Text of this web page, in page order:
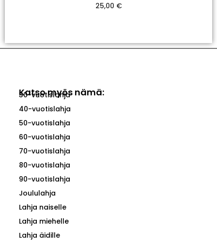
25,00 €
Katso myös nämä:
30-vuotislahja
40-vuotislahja
50-vuotislahja
60-vuotislahja
70-vuotislahja
80-vuotislahja
90-vuotislahja
Joululahja
Lahja naiselle
Lahja miehelle
Lahja äidille